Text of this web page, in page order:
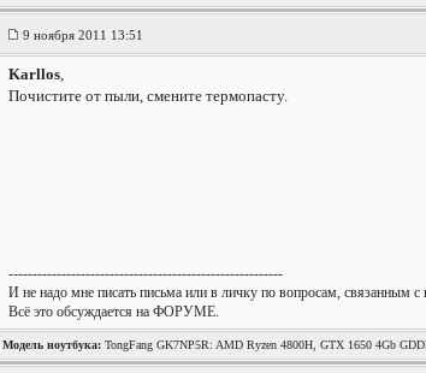
9 ноября 2011 13:51
Karllos,
Почистите от пыли, смените термопасту.
---------------------------------------------------------
И не надо мне писать письма или в личку по вопросам, связанным
Всё это обсуждается на ФОРУМЕ.
Модель ноутбука:TongFang GK7NP5R: AMD Ryzen 4800H, GTX 1650 4Gb
Wireless, Win10 x64, etc.